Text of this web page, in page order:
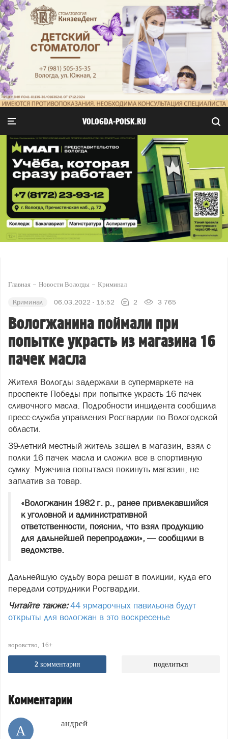
VOLOGDA-POISK.RU
Главная Новости Вологды Криминал
Криминал 06.03.2022 - 15:52 2 3 765
Вологжанина поймали при
попытке украсть из магазина 16
пачек масла
Жителя Вологды задержали в супермаркете на
проспекте Победы при попытке украсть 16 пачек
сливочного масла. Подробности инцидента сообщила
пресс-служба управления Росгвардии по Вологодской
области.
39-летний местный житель зашел в магазин, взял с
полки 16 пачек масла и сложил все в спортивную
сумку. Мужчина попытался покинуть магазин, не
заплатив за товар.
«Вологжанин 1982 г. р., ранее привлекавшийся
к уголовной и административной
ответственности, пояснил, что взял продукцию
для дальнейшей перепродажи», — сообщили в
ведомстве.
Дальнейшую судьбу вора решат в полиции, куда его
передали сотрудники Росгвардии.
Читайте также: 44 ярмарочных павильона будут
открыты для вологжан в это воскресенье
воровство 16+
2 комментария поделиться
Комментарии
А андрей